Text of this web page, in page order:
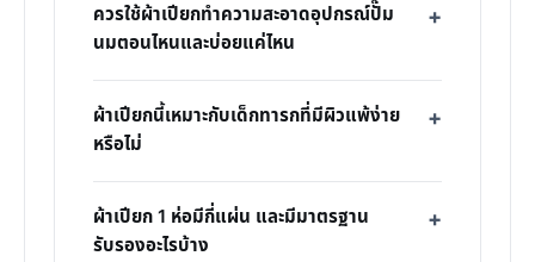
ควรใช้ผ้าเปียกทำความสะอาดอุปกรณ์ปั๊ม
นมตอนไหนและบ่อยแค่ไหน
ผ้าเปียกนี้เหมาะกับเด็กทารกที่มีผิวแพ้ง่าย
หรือไม่
ผ้าเปียก 1 ห่อมีกี่แผ่น และมีมาตรฐาน
รับรองอะไรบ้าง